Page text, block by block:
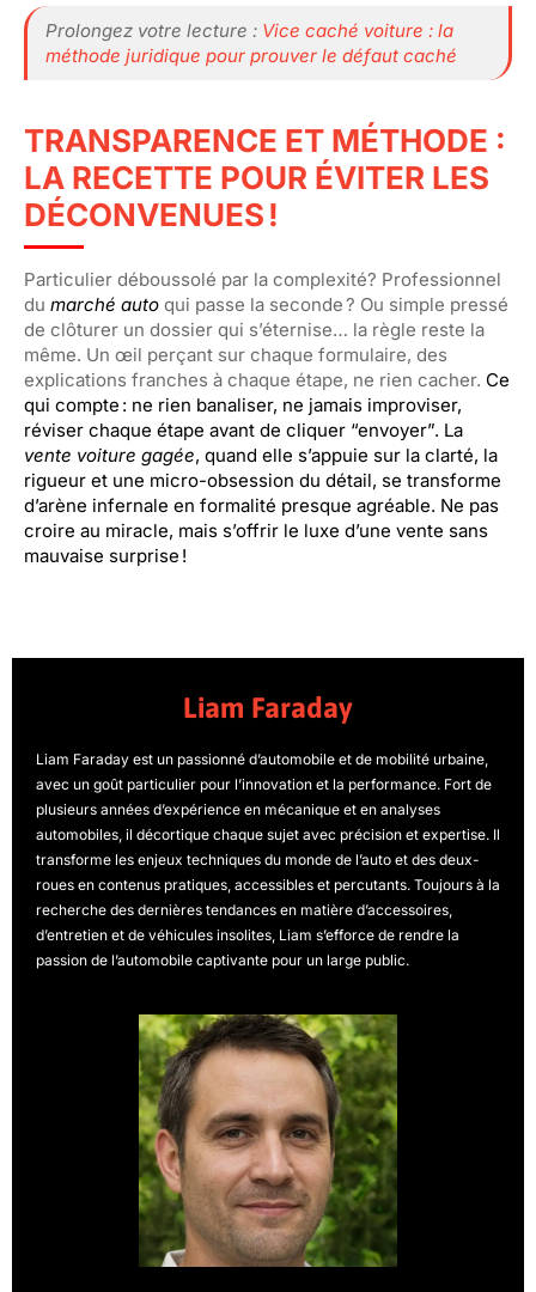
Prolongez votre lecture : Vice caché voiture : la
méthode juridique pour prouver le défaut caché
TRANSPARENCE ET MÉTHODE :
LA RECETTE POUR ÉVITER LES
DÉCONVENUES !
Particulier déboussolé par la complexité? Professionnel
du marché auto qui passe la seconde ? Ou simple pressé
de clôturer un dossier qui s’éternise… la règle reste la
même. Un œil perçant sur chaque formulaire, des
explications franches à chaque étape, ne rien cacher. Ce
qui compte : ne rien banaliser, ne jamais improviser,
réviser chaque étape avant de cliquer “envoyer”. La
vente voiture gagée, quand elle s’appuie sur la clarté, la
rigueur et une micro-obsession du détail, se transforme
d’arène infernale en formalité presque agréable. Ne pas
croire au miracle, mais s’offrir le luxe d’une vente sans
mauvaise surprise !
Liam Faraday
Liam Faraday est un passionné d’automobile et de mobilité urbaine,
avec un goût particulier pour l’innovation et la performance. Fort de
plusieurs années d’expérience en mécanique et en analyses
automobiles, il décortique chaque sujet avec précision et expertise. Il
transforme les enjeux techniques du monde de l’auto et des deux-
roues en contenus pratiques, accessibles et percutants. Toujours à la
recherche des dernières tendances en matière d’accessoires,
d’entretien et de véhicules insolites, Liam s’efforce de rendre la
passion de l’automobile captivante pour un large public.